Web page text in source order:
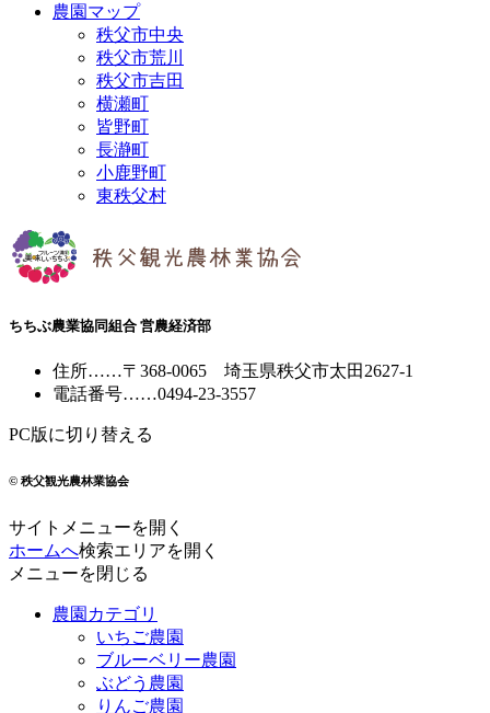
農園マップ
秩父市中央
秩父市荒川
秩父市吉田
横瀬町
皆野町
長瀞町
小鹿野町
東秩父村
ちちぶ農業協同組合 営農経済部
住所……〒368-0065 埼玉県秩父市太田2627-1
電話番号……0494-23-3557
PC版に切り替える
© 秩父観光農林業協会
サイトメニューを開く
ホームへ検索エリアを開く
メニューを閉じる
農園カテゴリ
いちご農園
ブルーベリー農園
ぶどう農園
りんご農園